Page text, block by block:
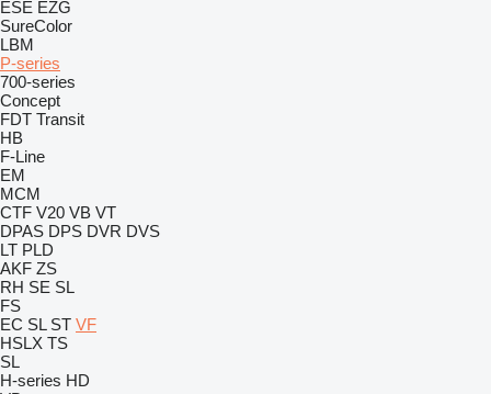
ESE EZG
SureColor
LBM
P-series
700-series
Concept
FDT Transit
HB
F-Line
EM
MCM
CTF V20 VB VT
DPAS DPS DVR DVS
LT PLD
AKF ZS
RH SE SL
FS
EC SL ST VF
HSLX TS
SL
H-series HD